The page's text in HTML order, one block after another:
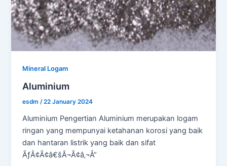
Mineral Logam
Aluminium
esdm/22 January 2024
Aluminium Pengertian Aluminium merupakan logam
ringan yang mempunyai ketahanan korosi yang baik
dan hantaran listrik yang baik dan sifat
ÃƒÂ¢Ã¢â€šÂ¬Ã¢â‚¬Å“